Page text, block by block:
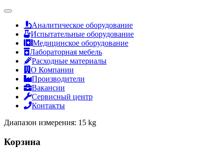
Аналитическое оборудование
Испытательные оборудование
Медицинское оборудование
Лабораторная мебель
Расходные материалы
О Компании
Производители
Вакансии
Сервисный центр
Контакты
Диапазон измерения: 15 kg
Корзина